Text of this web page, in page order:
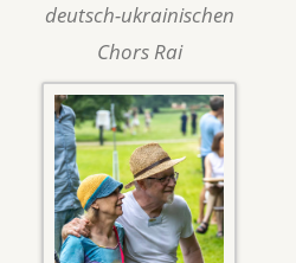
deutsch-ukrainischen
Chors Rai